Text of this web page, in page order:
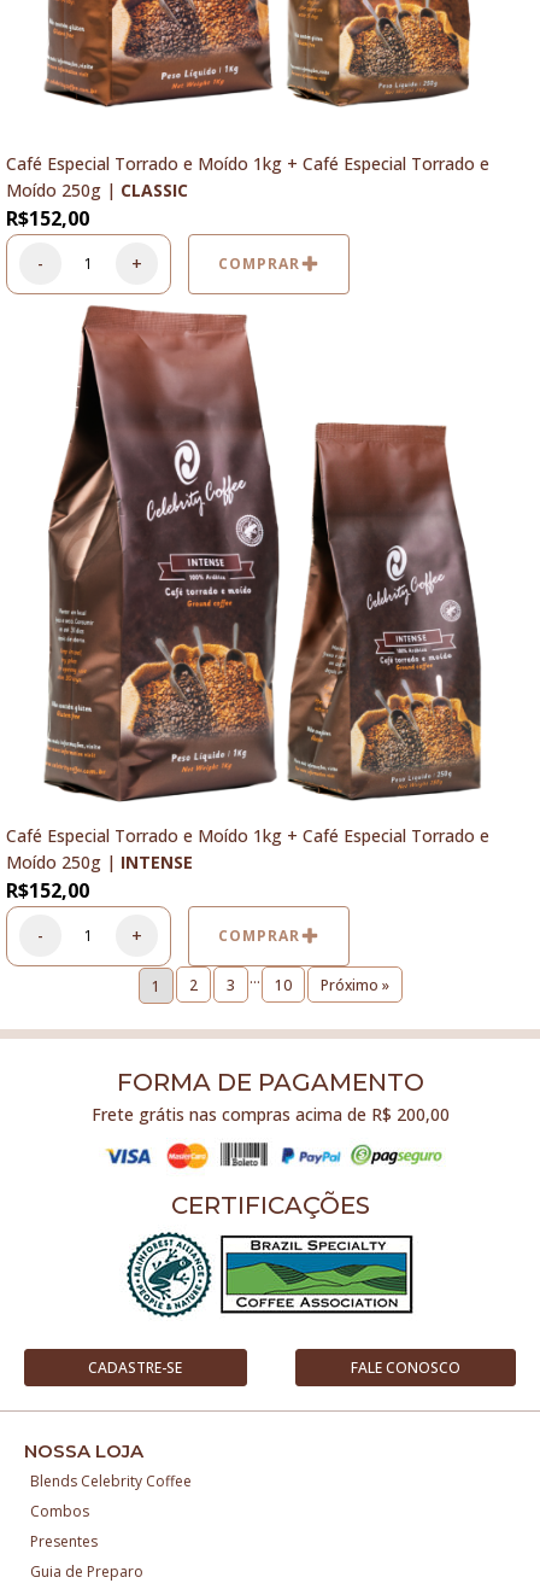
Café Especial Torrado e Moído 1kg + Café Especial Torrado e
Moído 250g | CLASSIC
R$152,00
- + COMPRAR
Café Especial Torrado e Moído 1kg + Café Especial Torrado e
Moído 250g | INTENSE
R$152,00
- + COMPRAR
1 2 3 … 10 Próximo »
FORMA DE PAGAMENTO
Frete grátis nas compras acima de R$ 200,00
CERTIFICAÇÕES
CADASTRE-SE FALE CONOSCO
NOSSA LOJA
Blends Celebrity Coffee
Combos
Presentes
Guia de Preparo